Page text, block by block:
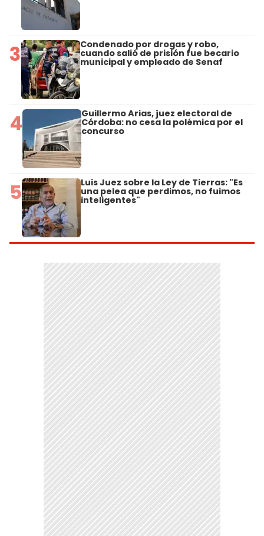
3 Condenado por drogas y robo,
cuando salió de prisión fue becario
municipal y empleado de Senaf
4 Guillermo Arias, juez electoral de
Córdoba: no cesa la polémica por el
concurso
5 Luis Juez sobre la Ley de Tierras: "Es
una pelea que perdimos, no fuimos
inteligentes"